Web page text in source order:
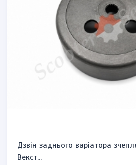
Дзвін заднього варіатора
Векст...